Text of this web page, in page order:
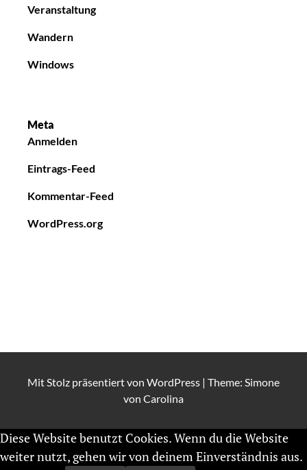
Veranstaltung
Wandern
Windows
Meta
Anmelden
Eintrags-Feed
Kommentar-Feed
WordPress.org
Mit Stolz präsentiert von WordPress | Theme: Simone
von Carolina
Diese Website benutzt Cookies. Wenn du die Website
weiter nutzt, gehen wir von deinem Einverständnis aus.